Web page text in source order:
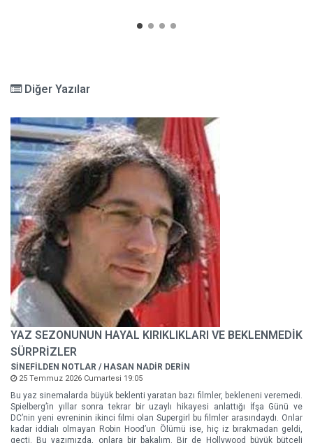
Diğer Yazılar
YAZ SEZONUNUN HAYAL KIRIKLIKLARI VE BEKLENMEDİK
SÜRPRİZLER
SİNEFİLDEN NOTLAR / HASAN NADİR DERİN
25 Temmuz 2026 Cumartesi 19:05
Bu yaz sinemalarda büyük beklenti yaratan bazı filmler, bekleneni veremedi.
Spielberg’in yıllar sonra tekrar bir uzaylı hikayesi anlattığı İfşa Günü ve
DC’nin yeni evreninin ikinci filmi olan Supergirl bu filmler arasındaydı. Onlar
kadar iddialı olmayan Robin Hood’un Ölümü ise, hiç iz bırakmadan geldi,
geçti. Bu yazımızda, onlara bir bakalım. Bir de Hollywood büyük bütçeli